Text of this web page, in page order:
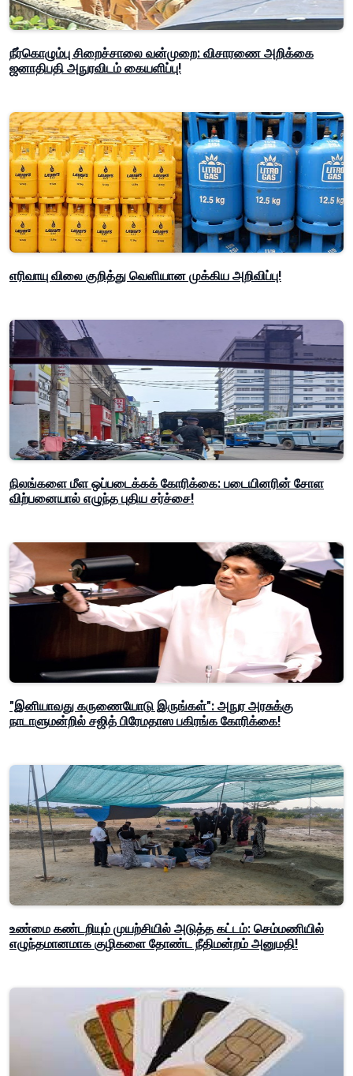
நீர்கொழும்பு சிறைச்சாலை வன்முறை: விசாரணை அறிக்கை
ஜனாதிபதி அநுரவிடம் கையளிப்பு!
எரிவாயு விலை குறித்து வெளியான முக்கிய அறிவிப்பு!
நிலங்களை மீள ஒப்படைக்கக் கோரிக்கை: படையினரின் சோள
விற்பனையால் எழுந்த புதிய சர்ச்சை!
"இனியாவது கருணையோடு இருங்கள்": அநுர அரசுக்கு
நாடாளுமன்றில் சஜித் பிரேமதாஸ பகிரங்க கோரிக்கை!
உண்மை கண்டறியும் முயற்சியில் அடுத்த கட்டம்: செம்மணியில்
எழுந்தமானமாக குழிகளை தோண்ட நீதிமன்றம் அனுமதி!